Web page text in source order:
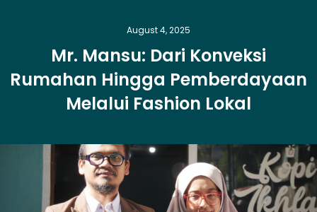
August 4, 2025
Mr. Mansu: Dari Konveksi
Rumahan Hingga Pemberdayaan
Melalui Fashion Lokal